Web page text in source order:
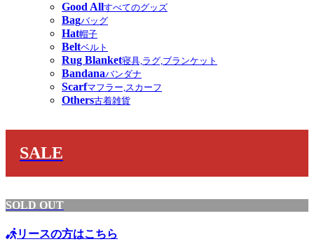
Good Allすべてのグッズ
Bagバッグ
Hat帽子
Beltベルト
Rug Blanket寝具,ラグ,ブランケット
Bandanaバンダナ
Scarfマフラー,スカーフ
Others古着雑貨
SALE
SOLD OUT
リースの方はこちら